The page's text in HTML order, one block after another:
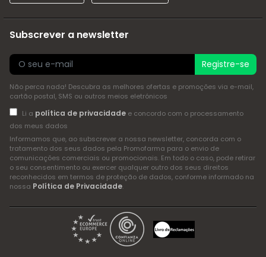
Subscrever a newsletter
Registre-se
Não perca nada! Descubra as melhores ofertas e promoções via e-mail,
cartão postal, SMS ou outros meios eletrónicos
Li a política de privacidadee concordo com o processamento
dos meus dados
Informamos que, ao subscrever a nossa newsletter, concorda com o
tratamento dos seus dados pela Promofarma para o envio de
comunicações comerciais ou promocionais. Em todo o caso, pode retirar
o seu consentimento ou exercer qualquer outro dos seus direitos
reconhecidos em termos de proteção de dados, conforme informado na
nossa Política de Privacidade.